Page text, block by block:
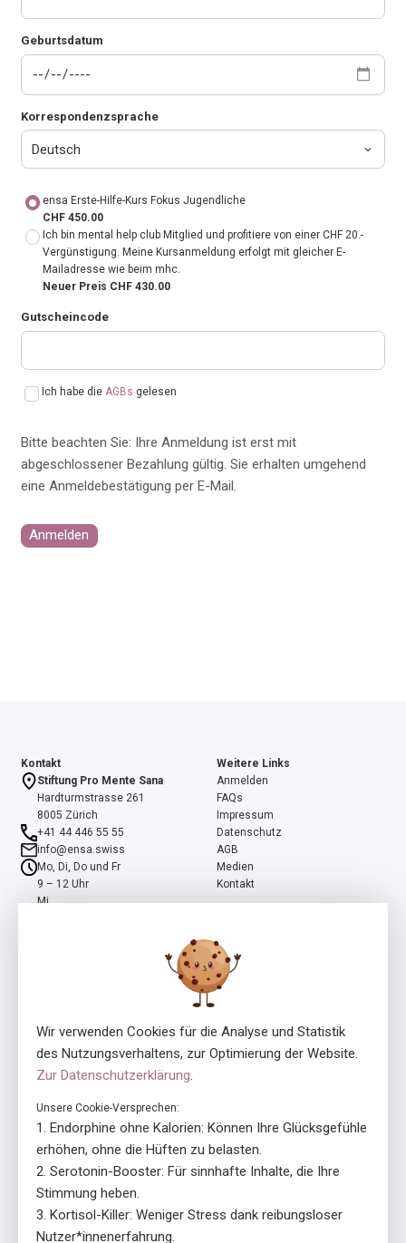
Geburtsdatum
Korrespondenzsprache
ensa Erste-Hilfe-Kurs Fokus Jugendliche
CHF 450.00
Ich bin mental help club Mitglied und profitiere von einer CHF 20.-
Vergünstigung. Meine Kursanmeldung erfolgt mit gleicher E-
Mailadresse wie beim mhc.
Neuer Preis CHF 430.00
Gutscheincode
Ich habe die AGBs gelesen
Bitte beachten Sie: Ihre Anmeldung ist erst mit
abgeschlossener Bezahlung gültig. Sie erhalten umgehend
eine Anmeldebestätigung per E-Mail.
Anmelden
Kontakt
Stiftung Pro Mente Sana
Hardturmstrasse 261
8005 Zürich
+41 44 446 55 55
info@ensa.swiss
Mo, Di, Do und Fr
9 – 12 Uhr
Mi
Weitere Links
Anmelden
FAQs
Impressum
Datenschutz
AGB
Medien
Kontakt
ensa ist ein Programm der Stiftung Pro Mente Sana, mitinitiiert und
unterstützt durch die Beisheim Stiftung.
In Zusammenarbeit mit
Wir verwenden Cookies für die Analyse und Statistik
des Nutzungsverhaltens, zur Optimierung der Website.
Zur Datenschutzerklärung
Unsere Cookie-Versprechen:
Endorphine ohne Kalorien: Können Ihre Glücksgefühle
erhöhen, ohne die Hüften zu belasten.
Serotonin-Booster: Für sinnhafte Inhalte, die Ihre
Stimmung heben.
Kortisol-Killer: Weniger Stress dank reibungsloser
Nutzer*innenerfahrung.